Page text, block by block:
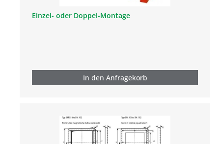
Einzel- oder Doppel-Montage
In den Anfragekorb